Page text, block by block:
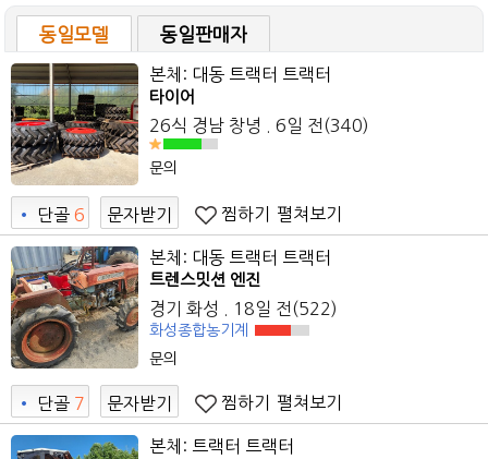
동일모델 동일판매자
본체: 대동 트랙터 트랙터
타이어
26식 경남 창녕 . 6일 전(340)
문의
• 단골 6 문자받기 찜하기 펼쳐보기
본체: 대동 트랙터 트랙터
트렌스밋션 엔진
경기 화성 . 18일 전(522)
화성종합농기계
문의
• 단골 7 문자받기 찜하기 펼쳐보기
본체: 트랙터 트랙터